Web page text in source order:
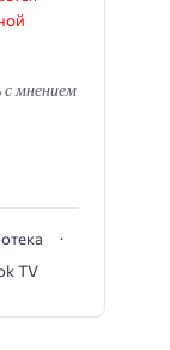
мнением
TV